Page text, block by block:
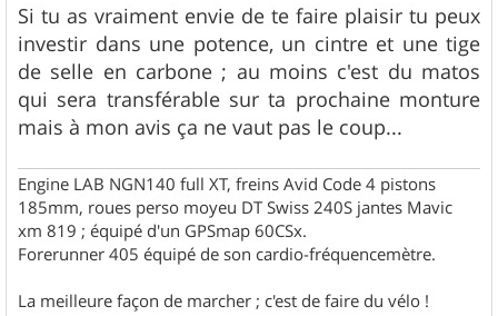
s
s
a
g
e
Si tu as vraiment envie de te faire plaisir tu peux
investir dans une potence, un cintre et une tige
de selle en carbone ; au moins c'est du matos
qui sera transférable sur ta prochaine monture
mais à mon avis ça ne vaut pas le coup...
Engine LAB NGN140 full XT, freins Avid Code 4 pistons
185mm, roues perso moyeu DT Swiss 240S jantes Mavic
xm 819 ; équipé d'un GPSmap 60CSx.
Forerunner 405 équipé de son cardio-fréquencemètre.
La meilleure façon de marcher ; c'est de faire du vélo !